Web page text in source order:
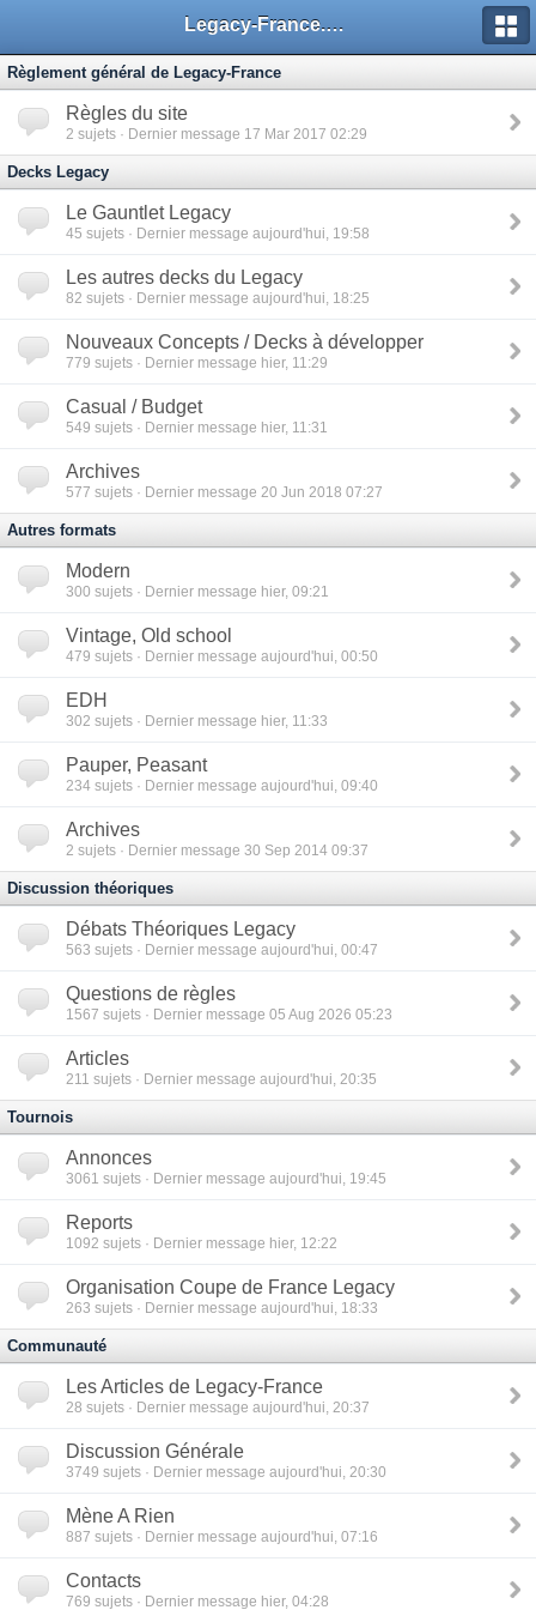
Legacy-France.org - Forum
Règlement général de Legacy-France
Règles du site
2 sujets · Dernier message 17 Mar 2017 02:29
Decks Legacy
Le Gauntlet Legacy
45 sujets · Dernier message aujourd'hui, 19:58
Les autres decks du Legacy
82 sujets · Dernier message aujourd'hui, 18:25
Nouveaux Concepts / Decks à développer
779 sujets · Dernier message hier, 11:29
Casual / Budget
549 sujets · Dernier message hier, 11:31
Archives
577 sujets · Dernier message 20 Jun 2018 07:27
Autres formats
Modern
300 sujets · Dernier message hier, 09:21
Vintage, Old school
479 sujets · Dernier message aujourd'hui, 00:50
EDH
302 sujets · Dernier message hier, 11:33
Pauper, Peasant
234 sujets · Dernier message aujourd'hui, 09:40
Archives
2 sujets · Dernier message 30 Sep 2014 09:37
Discussion théoriques
Débats Théoriques Legacy
563 sujets · Dernier message aujourd'hui, 00:47
Questions de règles
1567 sujets · Dernier message 05 Aug 2026 05:23
Articles
211 sujets · Dernier message aujourd'hui, 20:35
Tournois
Annonces
3061 sujets · Dernier message aujourd'hui, 19:45
Reports
1092 sujets · Dernier message hier, 12:22
Organisation Coupe de France Legacy
263 sujets · Dernier message aujourd'hui, 18:33
Communauté
Les Articles de Legacy-France
28 sujets · Dernier message aujourd'hui, 20:37
Discussion Générale
3749 sujets · Dernier message aujourd'hui, 20:30
Mène A Rien
887 sujets · Dernier message aujourd'hui, 07:16
Contacts
769 sujets · Dernier message hier, 04:28